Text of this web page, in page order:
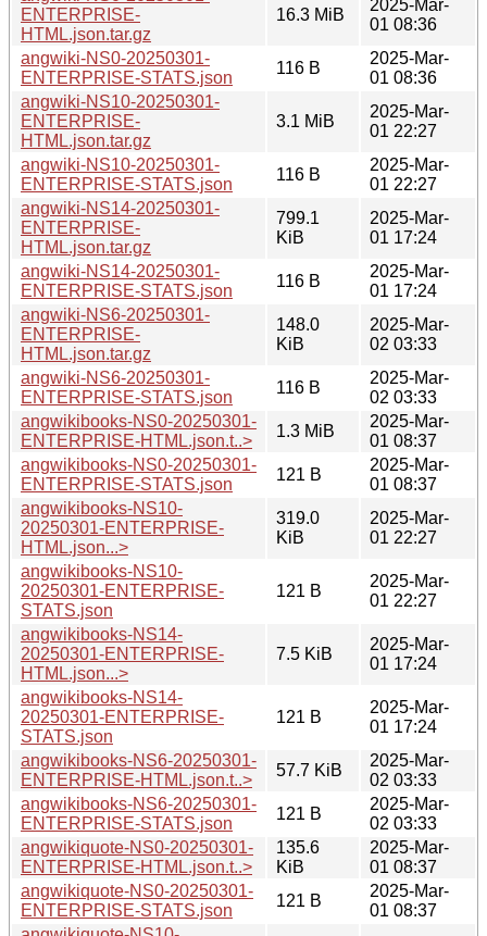
ENTERPRISE-
HTML.json.tar.gz
16.3 MiB
2025-Mar-
01 08:36
angwiki-NS0-20250301-
ENTERPRISE-STATS.json
116 B
2025-Mar-
01 08:36
angwiki-NS10-20250301-
ENTERPRISE-
HTML.json.tar.gz
3.1 MiB
2025-Mar-
01 22:27
angwiki-NS10-20250301-
ENTERPRISE-STATS.json
116 B
2025-Mar-
01 22:27
angwiki-NS14-20250301-
ENTERPRISE-
HTML.json.tar.gz
799.1
KiB
2025-Mar-
01 17:24
angwiki-NS14-20250301-
ENTERPRISE-STATS.json
116 B
2025-Mar-
01 17:24
angwiki-NS6-20250301-
ENTERPRISE-
HTML.json.tar.gz
148.0
KiB
2025-Mar-
02 03:33
angwiki-NS6-20250301-
ENTERPRISE-STATS.json
116 B
2025-Mar-
02 03:33
angwikibooks-NS0-20250301-
ENTERPRISE-HTML.json.t..>
1.3 MiB
2025-Mar-
01 08:37
angwikibooks-NS0-20250301-
ENTERPRISE-STATS.json
121 B
2025-Mar-
01 08:37
angwikibooks-NS10-
20250301-ENTERPRISE-
HTML.json...>
319.0
KiB
2025-Mar-
01 22:27
angwikibooks-NS10-
20250301-ENTERPRISE-
STATS.json
121 B
2025-Mar-
01 22:27
angwikibooks-NS14-
20250301-ENTERPRISE-
HTML.json...>
7.5 KiB
2025-Mar-
01 17:24
angwikibooks-NS14-
20250301-ENTERPRISE-
STATS.json
121 B
2025-Mar-
01 17:24
angwikibooks-NS6-20250301-
ENTERPRISE-HTML.json.t..>
57.7 KiB
2025-Mar-
02 03:33
angwikibooks-NS6-20250301-
ENTERPRISE-STATS.json
121 B
2025-Mar-
02 03:33
angwikiquote-NS0-20250301-
ENTERPRISE-HTML.json.t..>
135.6
KiB
2025-Mar-
01 08:37
angwikiquote-NS0-20250301-
ENTERPRISE-STATS.json
121 B
2025-Mar-
01 08:37